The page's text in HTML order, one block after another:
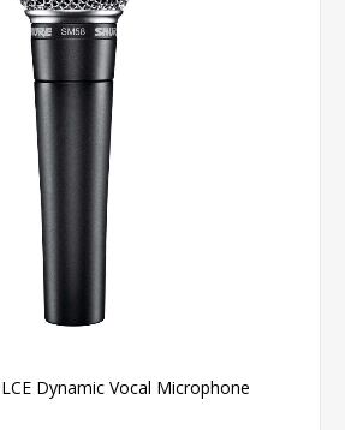
Dynamic Vocal Microphone